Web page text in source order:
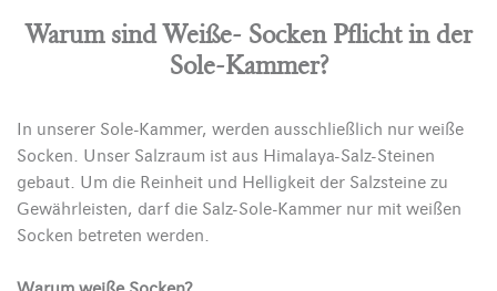
Warum sind Weiße- Socken Pflicht in der
Sole-Kammer?
In unserer Sole-Kammer, werden ausschließlich nur weiße
Socken. Unser Salzraum ist aus Himalaya-Salz-Steinen
gebaut. Um die Reinheit und Helligkeit der Salzsteine zu
Gewährleisten, darf die Salz-Sole-Kammer nur mit weißen
Socken betreten werden.